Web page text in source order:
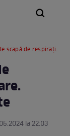
urât mirositoare. Beneficii pentru sănătate
la 22:03